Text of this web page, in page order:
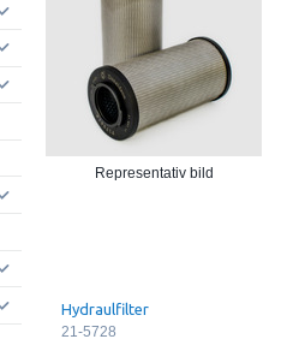
Representativ bild
Hydraulfilter
21-5728